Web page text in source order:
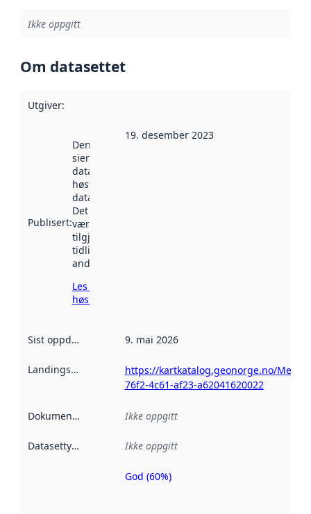
Ikke oppgitt
Om datasettet
Utgiver:
Publisert:
Denne datoen
sier når
datasettet ble
høstet av
data.norge.no.
Det kan ha
vært
tilgjengelig
tidligere
andre steder.
Les mer om
høsting her
19. desember 2023
Sist oppdatert 9. mai 2026
Landingsside
https://kartkatalog.geonorge.no/
76f2-4c61-af23-a62041620022
Dokumentasjon Ikke oppgitt
Datasettype Ikke oppgitt
Metadatakvalitet
God (60%)